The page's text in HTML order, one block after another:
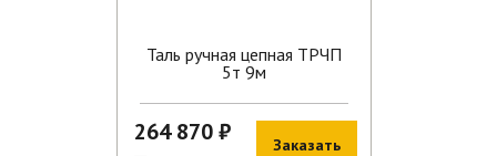
Таль ручная цепная ТРЧП
5т 9м
264 870 ₽ Заказать